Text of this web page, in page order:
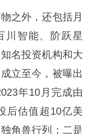
之外，还包括月
川智能、阶跃星
名投资机构和大
立至今，被曝出
年10月完成由
后估值超10亿美
角兽行列；二是